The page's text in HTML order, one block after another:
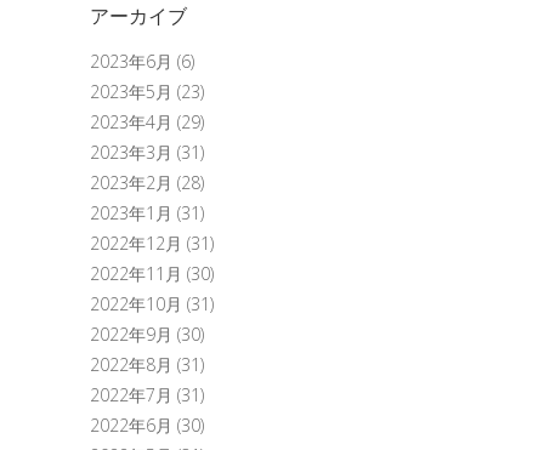
アーカイブ
2023年6月 (6)
2023年5月 (23)
2023年4月 (29)
2023年3月 (31)
2023年2月 (28)
2023年1月 (31)
2022年12月 (31)
2022年11月 (30)
2022年10月 (31)
2022年9月 (30)
2022年8月 (31)
2022年7月 (31)
2022年6月 (30)